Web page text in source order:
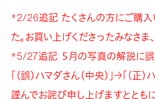
*2/26追記 たくさんの方にご購入
た。お買い上げくださったみなさま
*5/27追記 ５月の写真の解説に誤
「（誤）ハマダさん（中央）」→「（正）
謹んでお詫び申し上げますとともに